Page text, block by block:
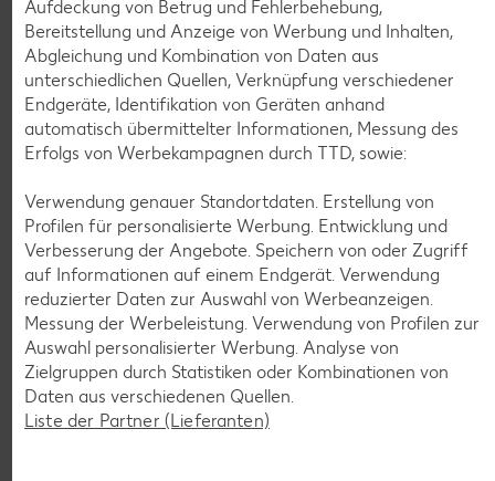
.
je 6 - 12 St. = 398 - 560-ml-Packg.
(1 l = 5.34 - 7.52)
nur
2.99
Maxx XXL
je 8 St. = 800-ml-Großpackg.
(1 l = 3.74)
nur
2.99
Weitere Angebote anzeigen
Aufdeckung von Betrug und Fehlerbehebung,
Bereitstellung und Anzeige von Werbung und Inhalten,
Abgleichung und Kombination von Daten aus
unterschiedlichen Quellen, Verknüpfung verschiedener
Endgeräte, Identifikation von Geräten anhand
automatisch übermittelter Informationen, Messung des
Erfolgs von Werbekampagnen durch TTD, sowie:
Verwendung genauer Standortdaten. Erstellung von
Profilen für personalisierte Werbung. Entwicklung und
Verbesserung der Angebote. Speichern von oder Zugriff
auf Informationen auf einem Endgerät. Verwendung
reduzierter Daten zur Auswahl von Werbeanzeigen.
Messung der Werbeleistung. Verwendung von Profilen zur
Auswahl personalisierter Werbung. Analyse von
Zielgruppen durch Statistiken oder Kombinationen von
Daten aus verschiedenen Quellen.
Liste der Partner (Lieferanten)